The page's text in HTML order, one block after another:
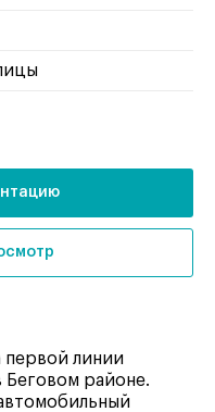
первой линии
Беговом районе.